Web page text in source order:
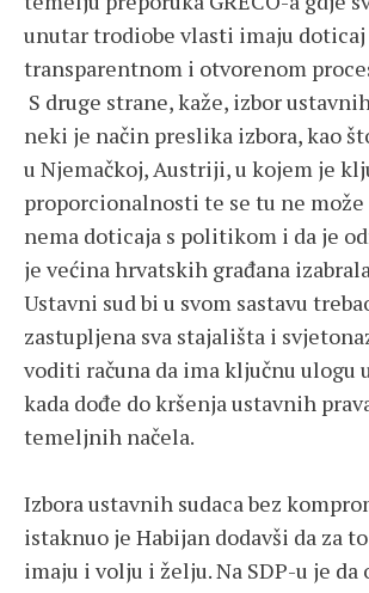
unutar trodiobe vlasti imaju
transparentnom i otvorenom
S druge strane, kaže, izbor
neki je način preslika izbora, kao
u Njemačkoj, Austriji, u kojem je
proporcionalnosti te se tu ne
nema doticaja s politikom i da je
je većina hrvatskih građana
Ustavni sud bi u svom sastavu
zastupljena sva stajališta i
voditi računa da ima ključnu ulogu
kada dođe do kršenja ustavnih
temeljnih načela.
Izbora ustavnih sudaca bez
istaknuo je Habijan dodavši da za
imaju i volju i želju. Na SDP-u je da